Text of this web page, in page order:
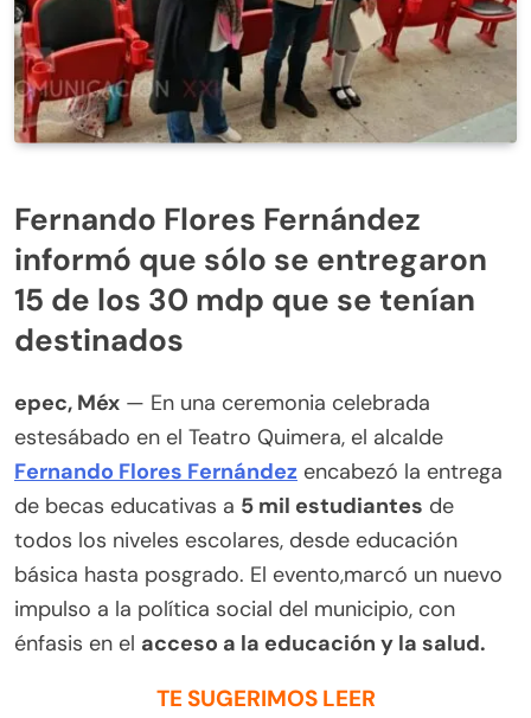
Fernando Flores Fernández
informó que sólo se entregaron
15 de los 30 mdp que se tenían
destinados
epec, Méx — En una ceremonia celebrada
estesábado en el Teatro Quimera, el alcalde
Fernando Flores Fernández encabezó la entrega
de becas educativas a 5 mil estudiantes de
todos los niveles escolares, desde educación
básica hasta posgrado. El evento,marcó un nuevo
impulso a la política social del municipio, con
énfasis en el acceso a la educación y la salud.
TE SUGERIMOS LEER